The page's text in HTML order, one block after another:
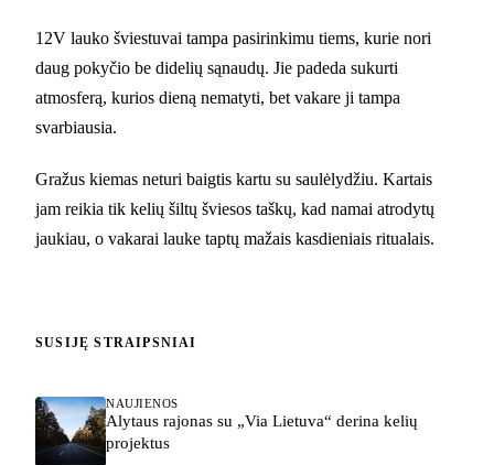
12V lauko šviestuvai tampa pasirinkimu tiems, kurie nori
daug pokyčio be didelių sąnaudų. Jie padeda sukurti
atmosferą, kurios dieną nematyti, bet vakare ji tampa
svarbiausia.
Gražus kiemas neturi baigtis kartu su saulėlydžiu. Kartais
jam reikia tik kelių šiltų šviesos taškų, kad namai atrodytų
jaukiau, o vakarai lauke taptų mažais kasdieniais ritualais.
SUSIJĘ STRAIPSNIAI
NAUJIENOS
Alytaus rajonas su „Via Lietuva“ derina kelių
projektus